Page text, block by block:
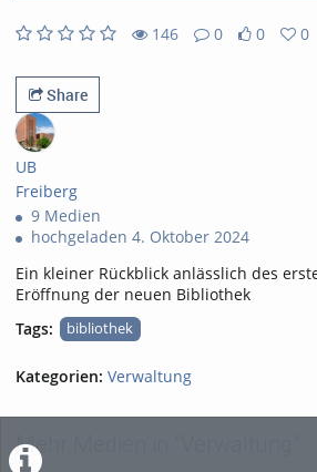
146
0
0
0
Share
UB
Freiberg
9 Medien
hochgeladen 4. Oktober 2024
Ein kleiner Rückblick anlässlich des
Eröffnung der neuen Bibliothek
Tags:
bibliothek
Kategorien: Verwaltung
Mehr Medien in "Verwaltung"